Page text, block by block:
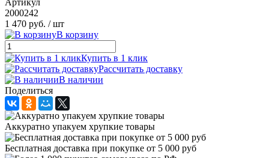
2000242
1 470 руб. / шт
В корзину
Купить в 1 клик
Рассчитать доставку
В наличии
Поделиться
Аккуратно упакуем хрупкие товары
Бесплатная доставка при покупке от 5 000 руб